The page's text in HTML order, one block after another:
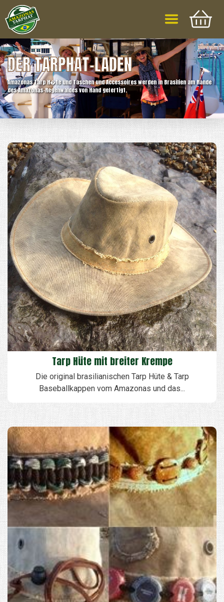
DER TARPHAT-LADEN
Amazonas Tarp H�te und Taschen und Accessoires werden in Brasilien am Rande
des Amazonas-Regenwaldes von Hand gefertigt.
Tarp Hüte mit breiter Krempe
Die original brasilianischen Tarp Hüte & Tarp
Baseballkappen vom Amazonas und das...